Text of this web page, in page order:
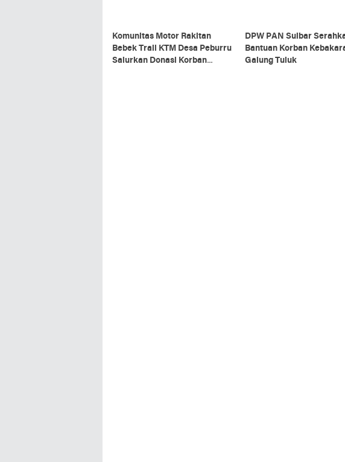
Komunitas Motor Rakitan
Bebek Trail KTM Desa Peburru
Salurkan Donasi Korban
DPW PAN Sulbar
Bantuan Korban
Galung Tuluk